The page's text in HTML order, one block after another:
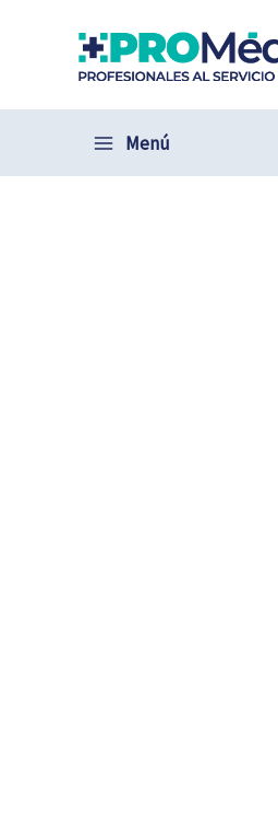
contenido
Menú